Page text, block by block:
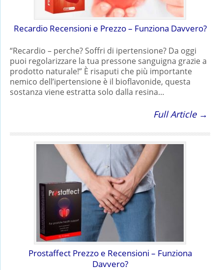
Recardio Recensioni e Prezzo – Funziona Davvero?
“Recardio – perche? Soffri di ipertensione? Da oggi
puoi regolarizzare la tua pressone sanguigna grazie a
prodotto naturale!” È risaputi che più importante
nemico dell’ipertensione è il bioflavonide, questa
sostanza viene estratta solo dalla resina…
Full Article →
Prostaffect Prezzo e Recensioni – Funziona
Davvero?